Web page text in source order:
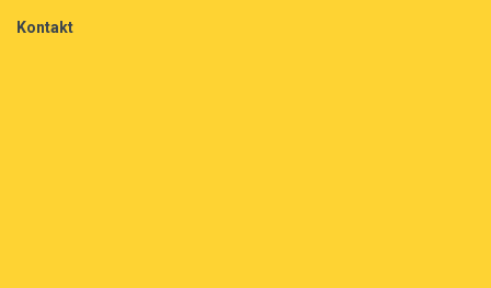
Kontakt